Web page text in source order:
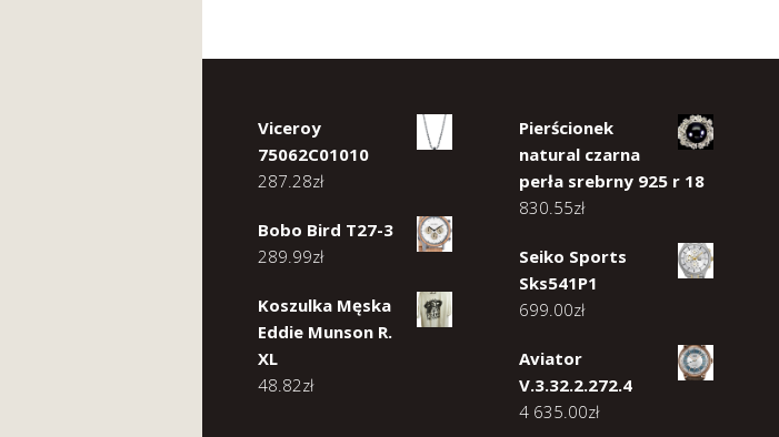
Viceroy
75062C01010
287.28zł
Bobo Bird T27-3
289.99zł
Koszulka Męska
Eddie Munson R.
XL
48.82zł
Pierścionek
natural czarna
perła srebrny 925 r 18
830.55zł
Seiko Sports
Sks541P1
699.00zł
Aviator
V.3.32.2.272.4
4 635.00zł